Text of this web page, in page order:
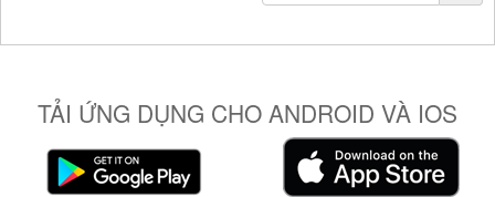
TẢI ỨNG DỤNG CHO ANDROID VÀ IOS